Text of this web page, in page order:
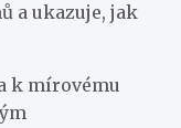
a ukazuje, jak
k mírovému